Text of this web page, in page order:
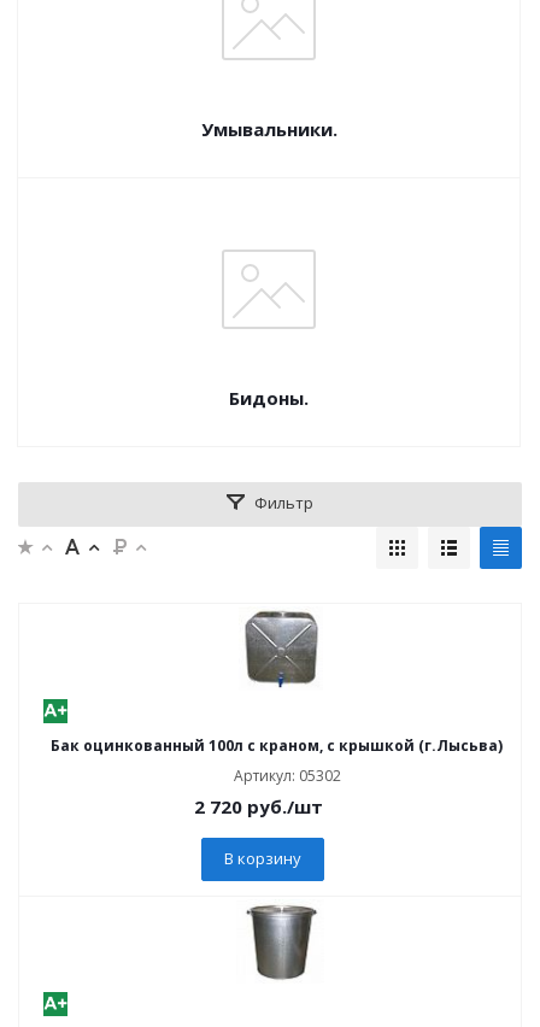
Умывальники.
Бидоны.
Фильтр
Бак оцинкованный 100л с краном, с крышкой (г.Лысьва)
Артикул: 05302
2 720руб./шт
В корзину